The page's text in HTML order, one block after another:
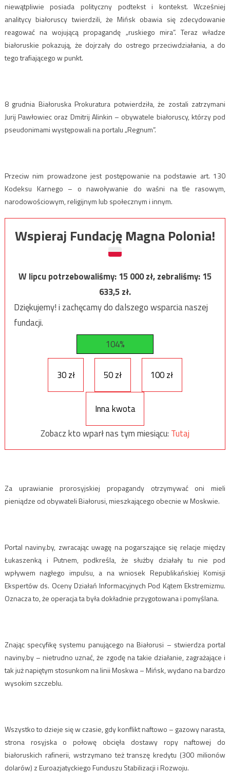
niewątpliwie posiada polityczny podtekst i kontekst. Wcześniej
analitycy białoruscy twierdzili, że Mińsk obawia się zdecydowanie
reagować na wojującą propagandę „ruskiego mira”. Teraz władze
białoruskie pokazują, że dojrzały do ostrego przeciwdziałania, a do
tego trafiającego w punkt.
8 grudnia Białoruska Prokuratura potwierdziła, że zostali zatrzymani
Jurij Pawłowiec oraz Dmitrij Alinkin – obywatele białoruscy, którzy pod
pseudonimami występowali na portalu „Regnum”.
Przeciw nim prowadzone jest postępowanie na podstawie art. 130
Kodeksu Karnego – o nawoływanie do waśni na tle rasowym,
narodowościowym, religijnym lub społecznym i innym.
Wspieraj Fundację Magna Polonia!
W lipcu potrzebowaliśmy:15 000zł, zebraliśmy:15
633,5zł.
Dziękujemy! i zachęcamy do dalszego wsparcia naszej
fundacji.
104%
30 zł 50 zł 100 zł
Inna kwota
Zobacz kto wparł nas tym miesiącu: Tutaj
Za uprawianie prorosyjskiej propagandy otrzymywać oni mieli
pieniądze od obywateli Białorusi, mieszkającego obecnie w Moskwie.
Portal naviny.by, zwracając uwagę na pogarszające się relacje między
Łukaszenką i Putnem, podkreśla, że służby działały tu nie pod
wpływem nagłego impulsu, a na wniosek Republikańskiej Komisji
Ekspertów ds. Oceny Działań Informacyjnych Pod Kątem Ekstremizmu.
Oznacza to, że operacja ta była dokładnie przygotowana i pomyślana.
Znając specyfikę systemu panującego na Białorusi – stwierdza portal
naviny.by – nietrudno uznać, że zgodę na takie działanie, zagrażające i
tak już napiętym stosunkom na linii Moskwa – Mińsk, wydano na bardzo
wysokim szczeblu.
Wszystko to dzieje się w czasie, gdy konflikt naftowo – gazowy narasta,
strona rosyjska o połowę obcięła dostawy ropy naftowej do
białoruskich rafinerii, wstrzymano też transzę kredytu (300 milionów
dolarów) z Euroazjatyckiego Funduszu Stabilizacji i Rozwoju.